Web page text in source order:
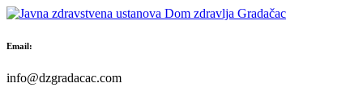
Skip
content
Email:
info@dzgradacac.com